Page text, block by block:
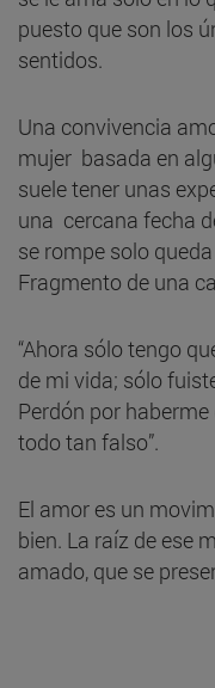
puesto que son los
sentidos.
Una convivencia
mujer basada en
suele tener unas
una cercana fecha
se rompe solo
Fragmento de una
“Ahora sólo tengo
de mi vida; sólo
Perdón por
todo tan falso”.
El amor es un
bien. La raíz de ese
amado, que se